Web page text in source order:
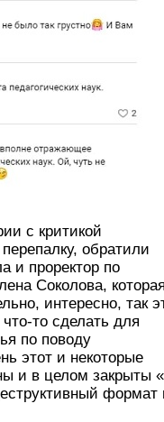
с критикой
обратили
и проректор по
Соколова,
интересно, так
то сделать для
по поводу
этот и некоторые
и в целом закрыты
формат